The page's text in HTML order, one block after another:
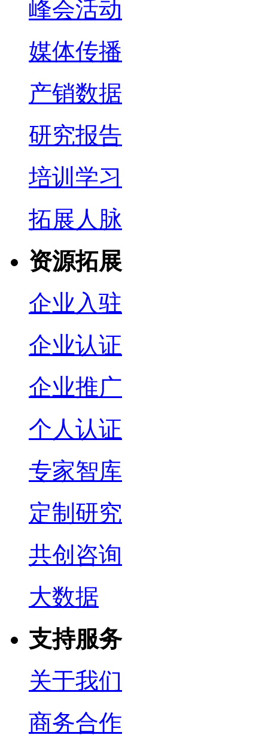
峰会活动
媒体传播
产销数据
研究报告
培训学习
拓展人脉
资源拓展
企业入驻
企业认证
企业推广
个人认证
专家智库
定制研究
共创咨询
大数据
支持服务
关于我们
商务合作